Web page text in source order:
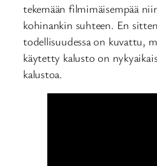
tekemään filmimäisempää
kohinankin suhteen. En
todellisuudessa on kuvattu,
käytetty kalusto on
kalustoa.